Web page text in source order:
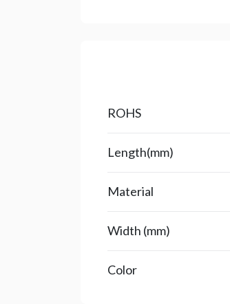
ROHS
Length(mm)
Material
Width (mm)
Color